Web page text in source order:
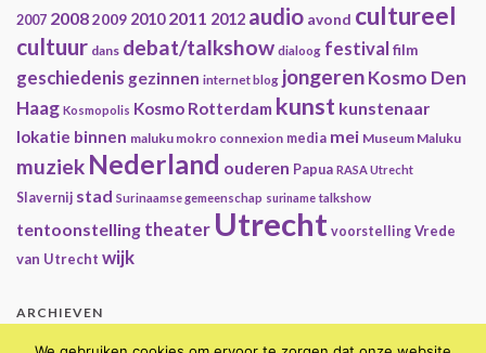
2007 20082009 2010 2011 2012 audio avond cultureel
cultuur dans debat/talkshow dialoog festival film
geschiedenis gezinnen internet blog jongerenKosmo Den
Haag Kosmopolis Kosmo Rotterdam kunst kunstenaar
lokatie binnen maluku mokro connexion media mei Museum Maluku
muziek Nederland ouderen Papua RASA Utrecht
Slavernij stad Surinaamse gemeenschap suriname talkshow
tentoonstelling theater Utrecht voorstelling Vrede
van Utrecht wijk
ARCHIEVEN
Archieven